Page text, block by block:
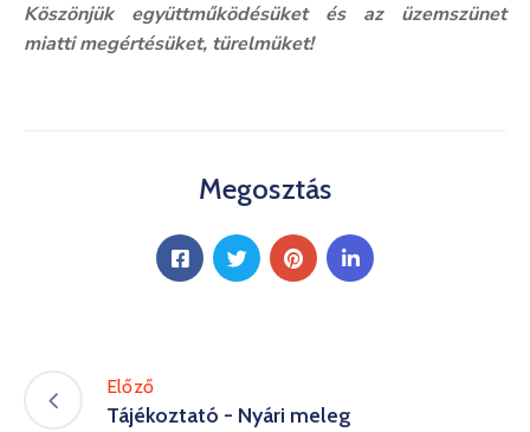
Köszönjük együttműködésüket és az üzemszünet
miatti megértésüket, türelmüket!
Megosztás
Előző
Tájékoztató - Nyári meleg